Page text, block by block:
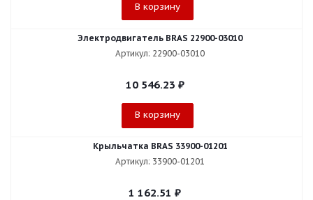
В корзину
Электродвигатель BRAS 22900-03010
Артикул: 22900-03010
10 546.23 ₽
В корзину
Крыльчатка BRAS 33900-01201
Артикул: 33900-01201
1 162.51 ₽